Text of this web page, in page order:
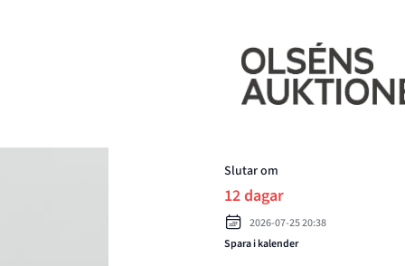
Slutar om
12 dagar
2026-07-25 20:38
Spara i kalender